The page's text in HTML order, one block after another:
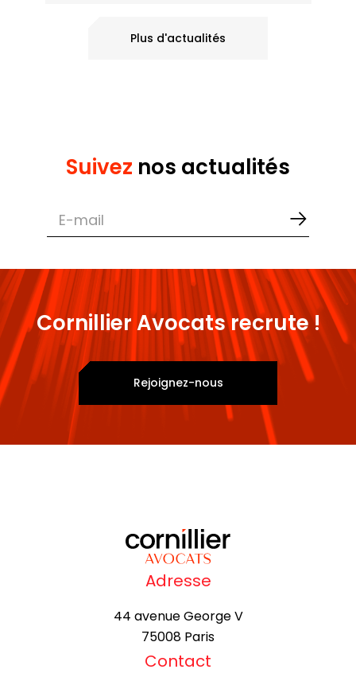
Plus d'actualités
Suivez nos actualités
Cornillier Avocats recrute !
Rejoignez-nous
Adresse
44 avenue George V
75008 Paris
Contact